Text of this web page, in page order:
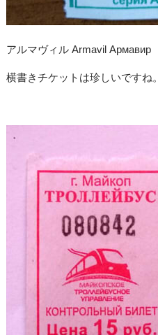
アルマヴィル Armavil Армавир
横書きチケットは珍しいですね。